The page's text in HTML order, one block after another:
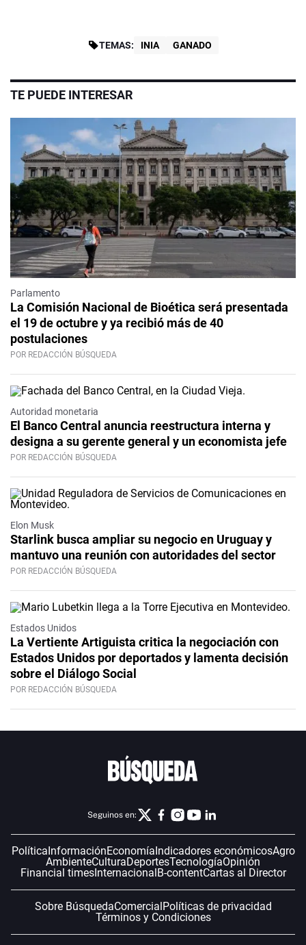
TEMAS: INIA GANADO
TE PUEDE INTERESAR
Parlamento
La Comisión Nacional de Bioética será presentada
el 19 de octubre y ya recibió más de 40
postulaciones
POR REDACCIÓN BÚSQUEDA
Autoridad monetaria
El Banco Central anuncia reestructura interna y
designa a su gerente general y un economista jefe
POR REDACCIÓN BÚSQUEDA
Elon Musk
Starlink busca ampliar su negocio en Uruguay y
mantuvo una reunión con autoridades del sector
POR REDACCIÓN BÚSQUEDA
Estados Unidos
La Vertiente Artiguista critica la negociación con
Estados Unidos por deportados y lamenta decisión
sobre el Diálogo Social
POR REDACCIÓN BÚSQUEDA
Seguinos en:
PolíticaInformaciónEconomíaIndicadores económicosAgro
AmbienteCulturaDeportesTecnologíaOpinión
Financial timesInternacionalB-contentCartas al Director
Sobre BúsquedaComercialPolíticas de privacidad
Términos y Condiciones